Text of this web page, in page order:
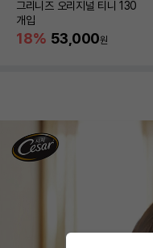
그리니즈 오리지널 티니 130
개입
18% 53,000원